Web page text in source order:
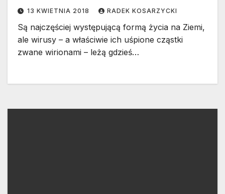
13 KWIETNIA 2018 RADEK KOSARZYCKI
Są najczęściej występującą formą życia na Ziemi,
ale wirusy – a właściwie ich uśpione cząstki
zwane wirionami – leżą gdzieś…